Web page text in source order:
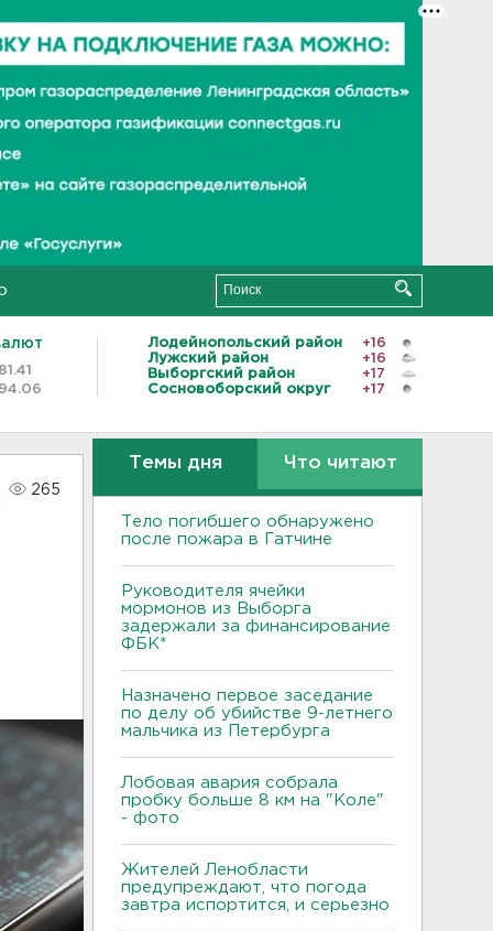
Лодейнопольский район
+16
Лужский район
+16
Выборгский район
+17
Сосновоборский округ
+17
265
Темы дня Что читают
Тело погибшего обнаружено
после пожара в Гатчине
Руководителя ячейки
мормонов из Выборга
задержали за финансирование
ФБК*
Назначено первое заседание
по делу об убийстве 9-летнего
мальчика из Петербурга
Лобовая авария собрала
пробку больше 8 км на "Коле"
- фото
Жителей Ленобласти
предупреждают, что погода
завтра испортится, и серьезно